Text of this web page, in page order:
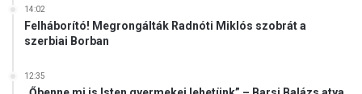
14:02
Felháborító! Megrongálták Radnóti Miklós szobrát a
szerbiai Borban
12:35